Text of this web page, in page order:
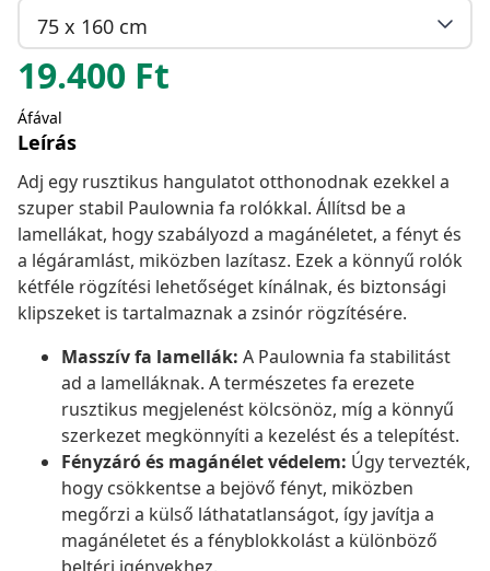
75 x 160 cm
19.400 Ft
Áfával
Leírás
Adj egy rusztikus hangulatot otthonodnak ezekkel a
szuper stabil Paulownia fa rolókkal. Állítsd be a
lamellákat, hogy szabályozd a magánéletet, a fényt és
a légáramlást, miközben lazítasz. Ezek a könnyű rolók
kétféle rögzítési lehetőséget kínálnak, és biztonsági
klipszeket is tartalmaznak a zsinór rögzítésére.
Masszív fa lamellák: A Paulownia fa stabilitást
ad a lamelláknak. A természetes fa erezete
rusztikus megjelenést kölcsönöz, míg a könnyű
szerkezet megkönnyíti a kezelést és a telepítést.
Fényzáró és magánélet védelem: Úgy tervezték,
hogy csökkentse a bejövő fényt, miközben
megőrzi a külső láthatatlanságot, így javítja a
magánéletet és a fényblokkolást a különböző